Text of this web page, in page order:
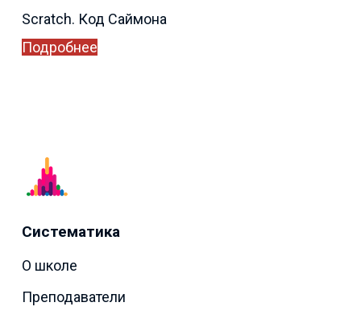
Scratch. Код Саймона
Подробнее
Систематика
О школе
Преподаватели